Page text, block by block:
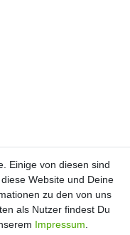
AGB
Einige von diesen sind
Website und Deine
zu den von uns
als Nutzer findest Du
Impressum